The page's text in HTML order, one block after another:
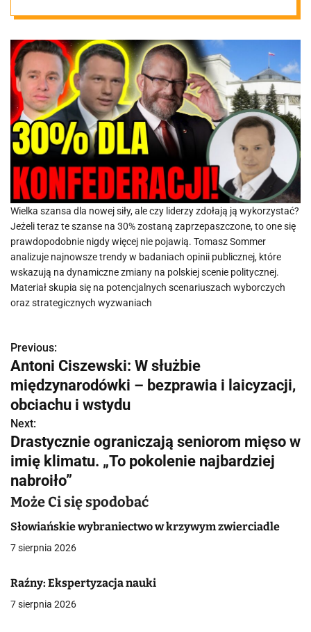
Najnowsze
wyniki dają do
myślenia
Wielka szansa dla nowej siły, ale czy liderzy zdołają ją wykorzystać?
Jeżeli teraz te szanse na 30% zostaną zaprzepaszczone, to one się
prawdopodobnie nigdy więcej nie pojawią. Tomasz Sommer
analizuje najnowsze trendy w badaniach opinii publicznej, które
wskazują na dynamiczne zmiany na polskiej scenie politycznej.
Materiał skupia się na potencjalnych scenariuszach wyborczych
oraz strategicznych wyzwaniach
N
a
w
i
g
a
c
j
w
Previous:
Antoni Ciszewski: W służbie
międzynarodówki – bezprawia i laicyzacji,
obciachu i wstydu
Next:
Drastycznie ograniczają seniorom mięso w
imię klimatu. „To pokolenie najbardziej
nabroiło”
Może Ci się spodobać
Słowiańskie wybraniectwo w krzywym zwierciadle
7 sierpnia 2026
Raźny: Ekspertyzacja nauki
7 sierpnia 2026